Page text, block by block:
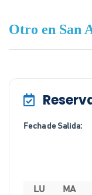
Otro en San
Fecha de Salida:
LU MA